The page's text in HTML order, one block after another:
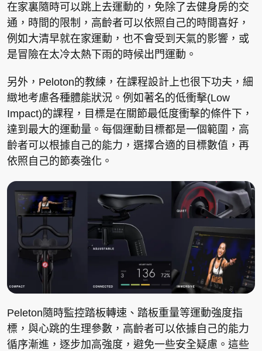
在家裏隨時可以跳上去運動的，免除了去健身房的交
通，時間的限制，高齡者可以依照自己的時間喜好，
例如大清早就在家運動，也不會受到天氣的影響，或
是冒險在太冷太熱下雨的時候出門運動。
另外，Peloton的教練，在課程設計上也很下功夫，細
緻地考慮各種體能狀況。例如著名的低衝擊(Low
Impact)的課程，目標是在關節最低度衝擊的條件下，
達到最大的運動量。每個運動目標都是一個範圍，高
齡者可以根據自己的能力，選擇合適的目標數值，再
依照自己的節奏強化。
Peleton隨時監控踏板轉速、踏板重量等運動強度指
標，與心跳的生理參數，高齡者可以依據自己的能力
循序漸進，逐步加高強度，避免一些安全疑慮。這些